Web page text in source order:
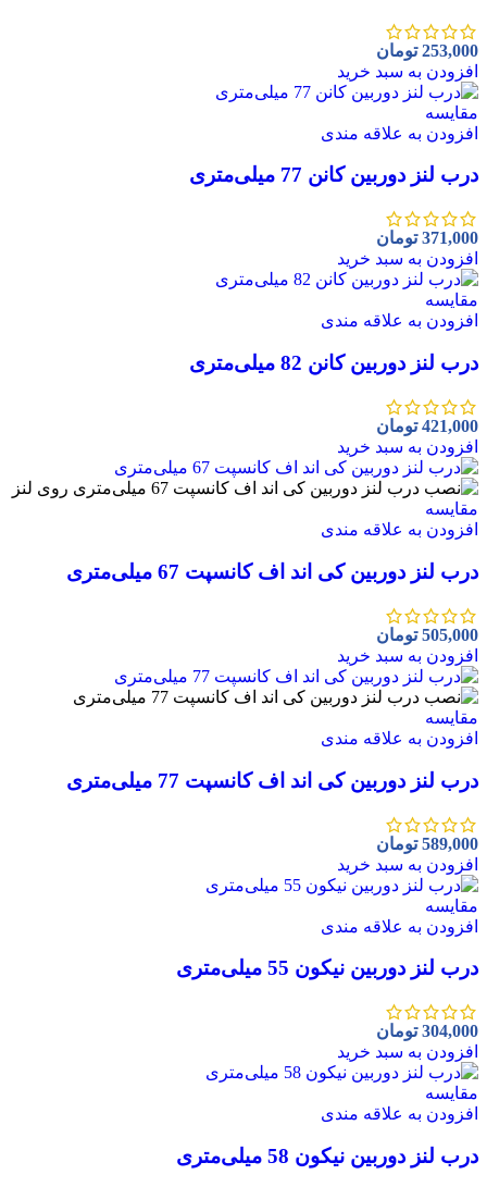
253,000 تومان
افزودن به سبد خرید
مقايسه
افزودن به علاقه مندی
درب لنز دوربین کانن 77 میلی‌متری
371,000 تومان
افزودن به سبد خرید
مقايسه
افزودن به علاقه مندی
درب لنز دوربین کانن 82 میلی‌متری
421,000 تومان
افزودن به سبد خرید
مقايسه
افزودن به علاقه مندی
درب لنز دوربین کی اند اف کانسپت 67 میلی‌متری
505,000 تومان
افزودن به سبد خرید
مقايسه
افزودن به علاقه مندی
درب لنز دوربین کی اند اف کانسپت 77 میلی‌متری
589,000 تومان
افزودن به سبد خرید
مقايسه
افزودن به علاقه مندی
درب لنز دوربین نیکون 55 میلی‌متری
304,000 تومان
افزودن به سبد خرید
مقايسه
افزودن به علاقه مندی
درب لنز دوربین نیکون 58 میلی‌متری